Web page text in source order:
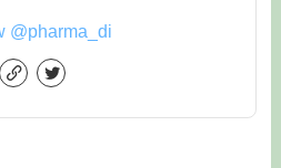
@pharma_di